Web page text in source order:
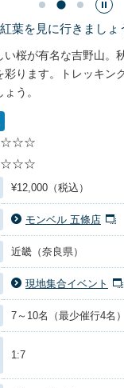
葉を見に行きましょ
い桜が有名な吉野山。
彩ります。トレッキン
う。
¥12,000（税込）
モンベル 五條店
近畿（奈良県）
現地集合イベント
7～10名（最少催行4名）
1:7